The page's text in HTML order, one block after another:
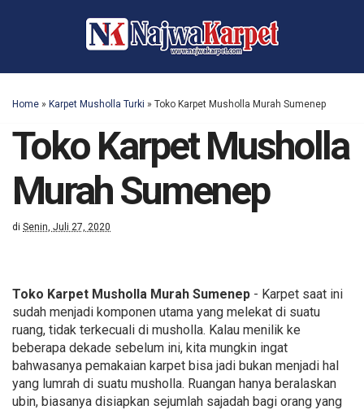
Home » Karpet Musholla Turki » Toko Karpet Musholla Murah Sumenep
Toko Karpet Musholla
Murah Sumenep
di Senin, Juli 27, 2020
Toko Karpet Musholla Murah Sumenep - Karpet saat ini
sudah menjadi komponen utama yang melekat di suatu
ruang, tidak terkecuali di musholla. Kalau menilik ke
beberapa dekade sebelum ini, kita mungkin ingat
bahwasanya pemakaian karpet bisa jadi bukan menjadi hal
yang lumrah di suatu musholla. Ruangan hanya beralaskan
ubin, biasanya disiapkan sejumlah sajadah bagi orang yang